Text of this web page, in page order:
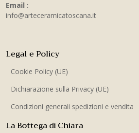
Email :
info@arteceramicatoscana.it
La Bottega di Chiara
Legal e Policy
Cookie Policy (UE)
Dichiarazione sulla Privacy (UE)
Condizioni generali spedizioni e vendita